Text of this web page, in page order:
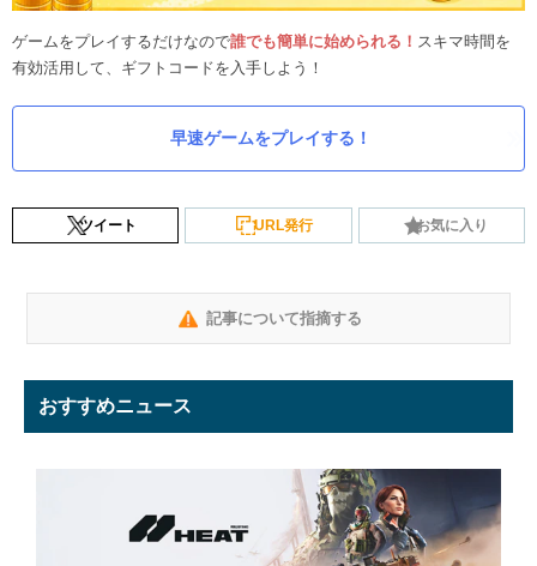
ゲームをプレイするだけなので誰でも簡単に始められる！ スキマ時間を
有効活用して、ギフトコードを入手しよう！
早速ゲームをプレイする！
ツイート URL発行 お気に入り
記事について指摘する
おすすめニュース